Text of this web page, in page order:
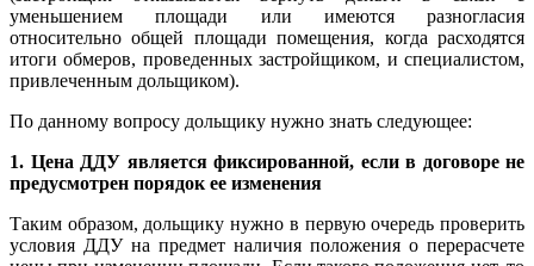
уменьшением площади или имеются разногласия
относительно общей площади помещения, когда расходятся
итоги обмеров, проведенных застройщиком, и специалистом,
привлеченным дольщиком).
По данному вопросу дольщику нужно знать следующее:
1. Цена ДДУ является фиксированной, если в договоре не
предусмотрен порядок ее изменения
Таким образом, дольщику нужно в первую очередь проверить
условия ДДУ на предмет наличия положения о перерасчете